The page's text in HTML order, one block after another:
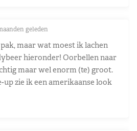
geleden
maar wat moest ik lachen
hieronder! Oorbellen naar
maar wel enorm (te) groot.
up zie ik een amerikaanse look